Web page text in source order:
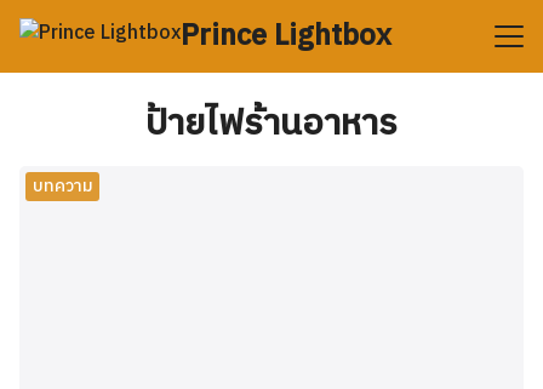
Skip
content
Prince Lightbox
Search
ป้ายไฟร้านอาหาร
บทความ